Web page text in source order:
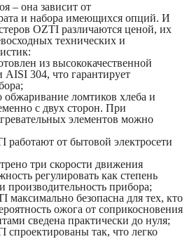
– она зависит от
и набора имеющихся опций. И
OZTI различаются ценой, их
технических и
из высококачественной
304, что гарантирует
ломтиков хлеба и
с двух сторон. При
элементов можно
работают от бытовой электросети
три скорости движения
регулировать как степень
производительность прибора;
максимально безопасна для тех, кто
ожога от соприкосновения
сведена практически до нуля;
спроектированы так, что легко